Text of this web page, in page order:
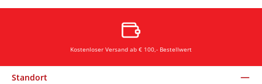
Kostenloser Versand ab € 100,- Bestellwert
Standort